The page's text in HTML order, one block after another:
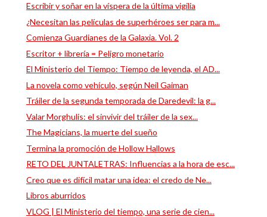
Escribir y soñar en la víspera de la última vigilia
¿Necesitan las películas de superhéroes ser para m...
Comienza Guardianes de la Galaxia. Vol. 2
Escritor + librería = Peligro monetario
El Ministerio del Tiempo: Tiempo de leyenda, el AD...
La novela como vehículo, según Neil Gaiman
Tráiler de la segunda temporada de Daredevil: la g...
Valar Morghulis: el sinvivir del tráiler de la sex...
The Magicians, la muerte del sueño
Termina la promoción de Hollow Hallows
RETO DEL JUNTALETRAS: Influencias a la hora de esc...
Creo que es difícil matar una idea: el credo de Ne...
Libros aburridos
VLOG | El Ministerio del tiempo, una serie de cien...